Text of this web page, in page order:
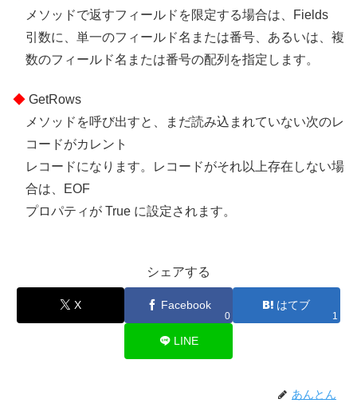
メソッドで返すフィールドを限定する場合は、Fields
引数に、単一のフィールド名または番号、あるいは、複
数のフィールド名または番号の配列を指定します。
GetRows
メソッドを呼び出すと、まだ読み込まれていない次のレ
コードがカレント
レコードになります。レコードがそれ以上存在しない場
合は、EOF
プロパティが True に設定されます。
シェアする
X Facebook
0
はてブ
1
LINE
あんとん